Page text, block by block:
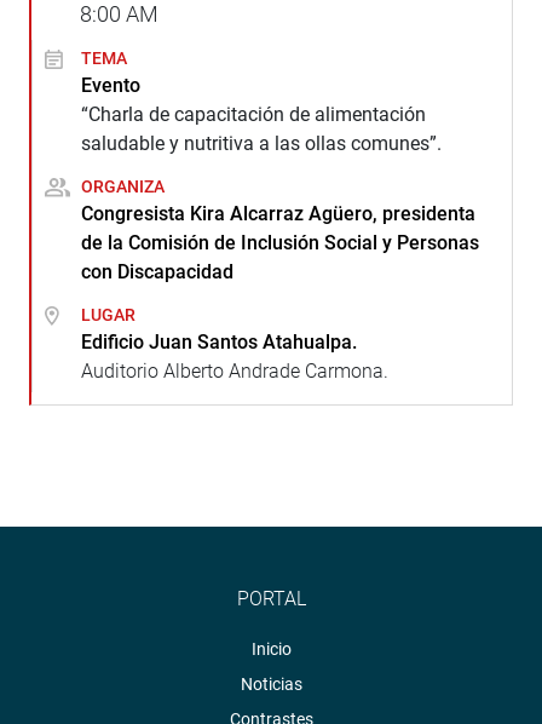
8:00 AM
TEMA
Evento
“Charla de capacitación de alimentación
saludable y nutritiva a las ollas comunes”.
ORGANIZA
Congresista Kira Alcarraz Agüero, presidenta
de la Comisión de Inclusión Social y Personas
con Discapacidad
LUGAR
Edificio Juan Santos Atahualpa.
Auditorio Alberto Andrade Carmona.
PORTAL
Inicio
Noticias
Contrastes